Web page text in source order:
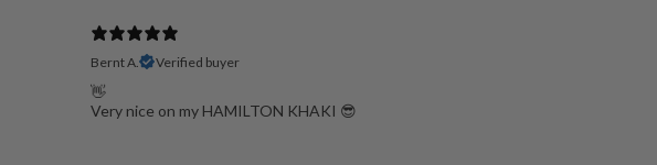
Bernt A. Verified buyer
👋
Very nice on my HAMILTON KHAKI 😎